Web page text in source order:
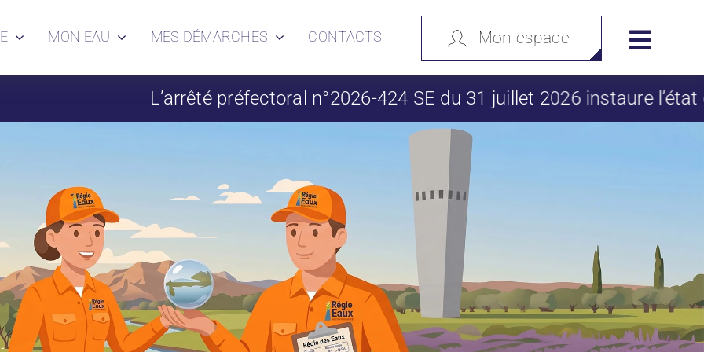
MON EAU MES DÉMARCHES CONTACTS Mon espace
L’arrêté préfectoral n°2026-424 SE du 31 juillet 2026 instaure l’état de vigilance